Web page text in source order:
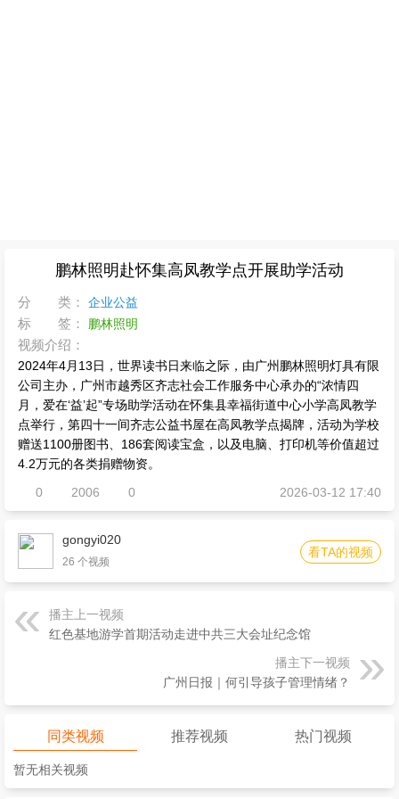
鹏林照明赴怀集高凤教学点开展助学活动
分 类： 企业公益
标 签： 鹏林照明
视频介绍：
2024年4月13日，世界读书日来临之际，由广州鹏林照明灯具有限
公司主办，广州市越秀区齐志社会工作服务中心承办的“浓情四
月，爱在‘益’起”专场助学活动在怀集县幸福街道中心小学高凤教学
点举行，第四十一间齐志公益书屋在高凤教学点揭牌，活动为学校
赠送1100册图书、186套阅读宝盒，以及电脑、打印机等价值超过
4.2万元的各类捐赠物资。
0
2006 0 2026-03-12 17:40
gongyi020
26 个视频
看TA的视频
播主上一视频
红色基地游学首期活动走进中共三大会址纪念馆
播主下一视频
广州日报｜何引导孩子管理情绪？
同类视频 推荐视频 热门视频
暂无相关视频